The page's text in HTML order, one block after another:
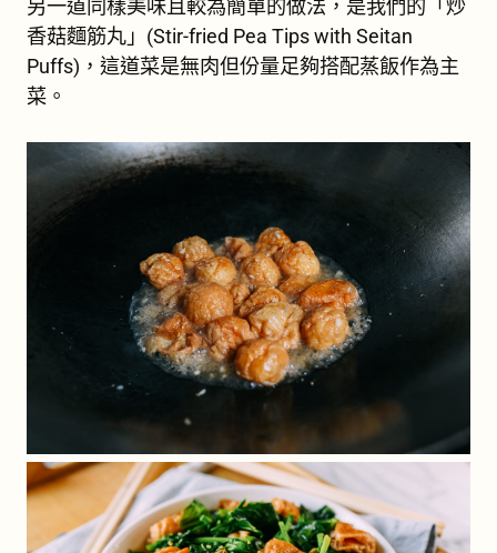
另一道同樣美味且較為簡單的做法，是我們的「炒
香菇麵筋丸」(Stir-fried Pea Tips with Seitan
Puffs)，這道菜是無肉但份量足夠搭配蒸飯作為主
菜。